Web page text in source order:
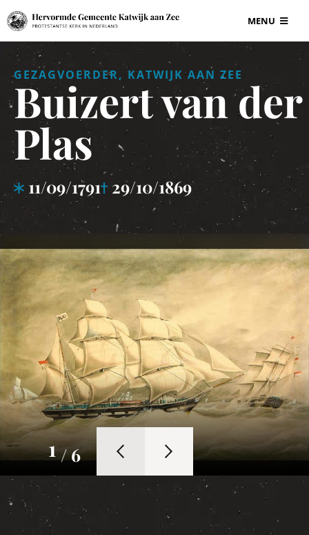
Ga
naar
inhoud
MENU
VOOR
GRAF EN
INFORMATIE
GEZAGVOERDER, KATWIJK AAN ZEE
Buizert van der
Plas
11/09/1791 29/10/1869
1/ 6